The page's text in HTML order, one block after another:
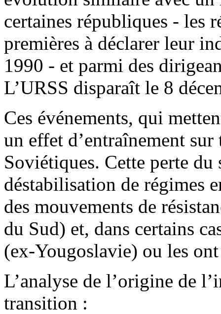
certaines républiques - les
premières à déclarer leur
1990 - et parmi des
L’URSS disparaît le 8
Ces événements, qui
un effet d’entraînement
Soviétiques. Cette perte
déstabilisation de régimes
des mouvements de
du Sud) et, dans certains
(ex-Yougoslavie) ou les
L’analyse de l’origine de
transition :